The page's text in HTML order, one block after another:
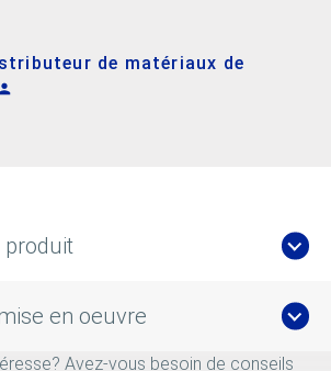
de matériaux de
produit
en oeuvre